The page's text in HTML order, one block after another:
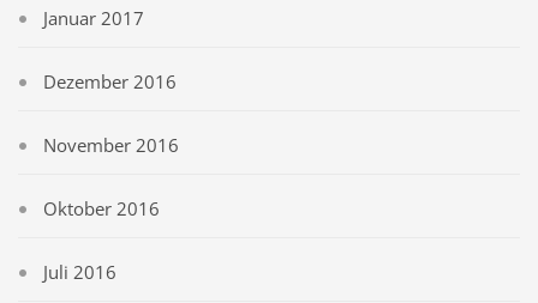
Januar 2017
Dezember 2016
November 2016
Oktober 2016
Juli 2016